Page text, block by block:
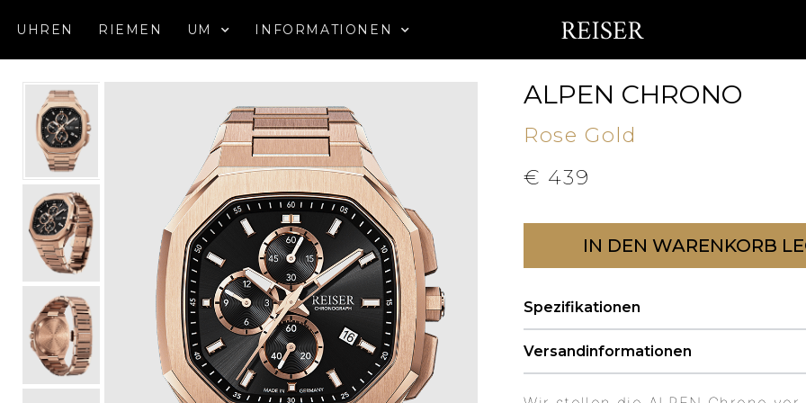
UHREN RIEMEN UM INFORMATIONEN
ALPEN CHRONO
Rose Gold
€ 439
IN DEN WARENKORB
Spezifikationen
Versandinformationen